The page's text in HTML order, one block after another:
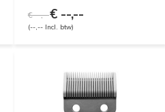
€ --,--€ --,--
(--,-- Incl. btw)